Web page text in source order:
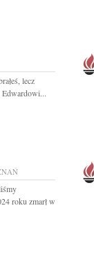
lecz
Edwardowi...
roku zmarł w